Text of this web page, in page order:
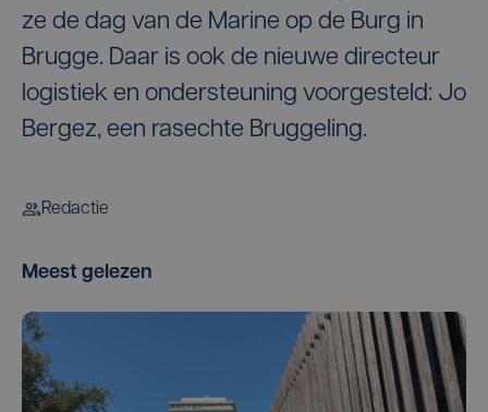
ze de dag van de Marine op de Burg in
Brugge. Daar is ook de nieuwe directeur
logistiek en ondersteuning voorgesteld: Jo
Bergez, een rasechte Bruggeling.
Redactie
Meest gelezen